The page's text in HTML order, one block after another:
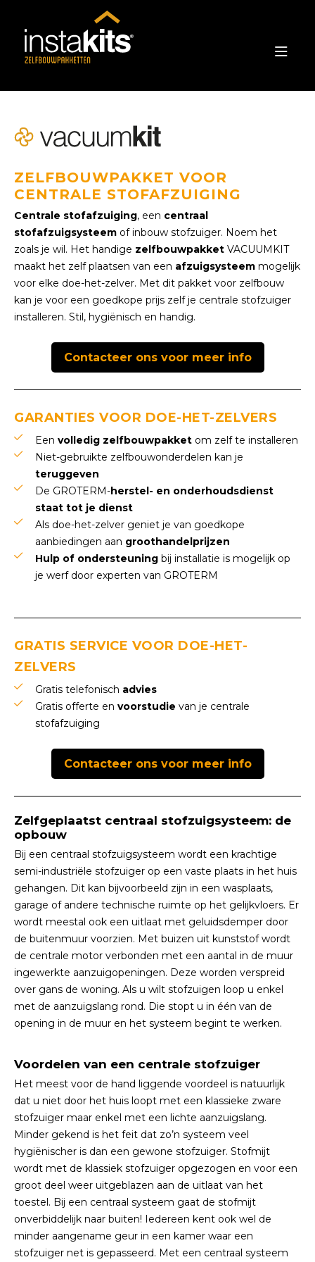
ZELFBOUWPAKKET VOOR
CENTRALE STOFAFZUIGING
Centrale stofafzuiging, een centraal
stofafzuigsysteem of inbouw stofzuiger. Noem het
zoals je wil. Het handige zelfbouwpakket VACUUMKIT
maakt het zelf plaatsen van een afzuigsysteem mogelijk
voor elke doe-het-zelver. Met dit pakket voor zelfbouw
kan je voor een goedkope prijs zelf je centrale stofzuiger
installeren. Stil, hygiënisch en handig.
Contacteer ons voor meer info
GARANTIES VOOR DOE-HET-ZELVERS
Een volledig zelfbouwpakket om zelf te installeren
Niet-gebruikte zelfbouwonderdelen kan je
teruggeven
De GROTERM-herstel- en onderhoudsdienst
staat tot je dienst
Als doe-het-zelver geniet je van goedkope
aanbiedingen aan groothandelprijzen
Hulp of ondersteuning bij installatie is mogelijk op
je werf door experten van GROTERM
GRATIS SERVICE VOOR DOE-HET-
ZELVERS
Gratis telefonisch advies
Gratis offerte en voorstudie van je centrale
stofafzuiging
Contacteer ons voor meer info
Zelfgeplaatst centraal stofzuigsysteem: de
opbouw
Bij een centraal stofzuigsysteem wordt een krachtige
semi-industriële stofzuiger op een vaste plaats in het huis
gehangen. Dit kan bijvoorbeeld zijn in een wasplaats,
garage of andere technische ruimte op het gelijkvloers. Er
wordt meestal ook een uitlaat met geluidsdemper door
de buitenmuur voorzien. Met buizen uit kunststof wordt
de centrale motor verbonden met een aantal in de muur
ingewerkte aanzuigopeningen. Deze worden verspreid
over gans de woning. Als u wilt stofzuigen loop u enkel
met de aanzuigslang rond. Die stopt u in één van de
opening in de muur en het systeem begint te werken.
Voordelen van een centrale stofzuiger
Het meest voor de hand liggende voordeel is natuurlijk
dat u niet door het huis loopt met een klassieke zware
stofzuiger maar enkel met een lichte aanzuigslang.
Minder gekend is het feit dat zo’n systeem veel
hygiënischer is dan een gewone stofzuiger. Stofmijt
wordt met de klassiek stofzuiger opgezogen en voor een
groot deel weer uitgeblazen aan de uitlaat van het
toestel. Bij een centraal systeem gaat de stofmijt
onverbiddelijk naar buiten! Iedereen kent ook wel de
minder aangename geur in een kamer waar een
stofzuiger net is gepasseerd. Met een centraal systeem